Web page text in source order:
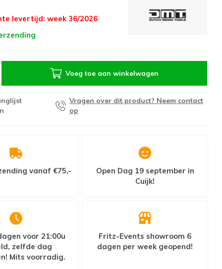
levertijd: week 36/2026
Voeg toe aan winkelwagen
Vragen over dit product? Neem contact
op
vanaf €75,-
Open Dag 19 september in
Cuijk!
voor 21:00u
zelfde dag
Mits voorradig.
Fritz-Events showroom 6
dagen per week geopend!